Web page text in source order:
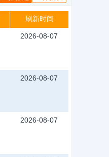
刷新时间
2026-08-07
2026-08-07
2026-08-07